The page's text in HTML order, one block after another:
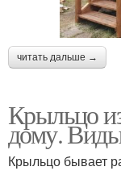
читать дальше →
Крыльцо
дому.
Крыльцо бывает